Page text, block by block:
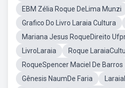
EBM Zélia Roque DeLima Munzi
Grafico Do Livro Laraia Cultura
Mariana Jesus RoqueDireito
LivroLaraia
Roque
RoqueSpencer Maciel De Barros
Gênesis NaumDe Faria